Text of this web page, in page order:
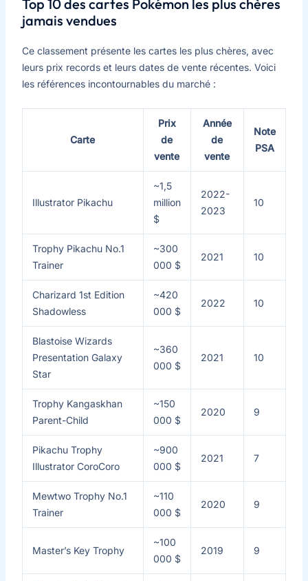
Top 10 des cartes Pokémon les plus chères
jamais vendues
Ce classement présente les cartes les plus chères, avec
leurs prix records et leurs dates de vente récentes. Voici
les références incontournables du marché :
Carte
Prix
de
vente
Année
de
vente
Note
PSA
Illustrator Pikachu
~1,5
million
$
2022-
2023
10
Trophy Pikachu No.1
Trainer
~300
000 $
2021 10
Charizard 1st Edition
Shadowless
~420
000 $
2022 10
Blastoise Wizards
Presentation Galaxy
Star
~360
000 $
2021 10
Trophy Kangaskhan
Parent-Child
~150
000 $
2020 9
Pikachu Trophy
Illustrator CoroCoro
~900
000 $
2021 7
Mewtwo Trophy No.1
Trainer
~110
000 $
2020 9
Master’s Key Trophy
~100
000 $
2019 9